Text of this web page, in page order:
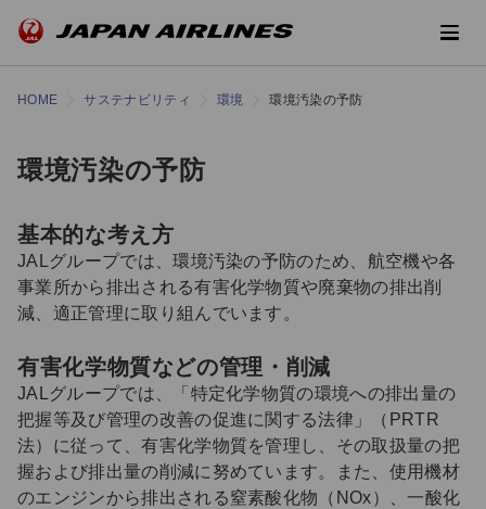
HOME サステナビリティ 環境 環境汚染の予防
環境汚染の予防
基本的な考え方
JALグループでは、環境汚染の予防のため、航空機や各
事業所から排出される有害化学物質や廃棄物の排出削
減、適正管理に取り組んでいます。
有害化学物質などの管理・削減
JALグループでは、「特定化学物質の環境への排出量の
把握等及び管理の改善の促進に関する法律」（PRTR
法）に従って、有害化学物質を管理し、その取扱量の把
握および排出量の削減に努めています。また、使用機材
のエンジンから排出される窒素酸化物（NOx）、一酸化